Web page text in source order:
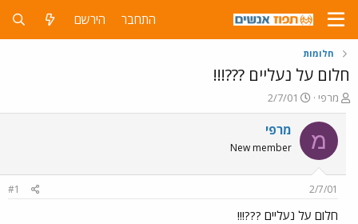
התחבר הירשם
חלומות
חלום על נעליים ???!!!
פ
ו
ת
ח
ה
ש
א
מרפי
פ
ו
ר
2/7/01
מ מרפי
New member
2/7/01
#1
חלום על נעליים ???!!!